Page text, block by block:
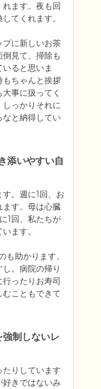
れます。夜も回
てくれます。
プに新しいお茶
見て、掃除も
ると思いま
ちゃんと挨拶
事に扱ってく
っかりそれに
なと納得してい
添いやすい自
。週に1回、お
す。母は心臓
1回、私たちが
ます。
も助かります。
。病院の帰り
ったりお寿司
こともできて
制しないレ
りしています
きではないみ